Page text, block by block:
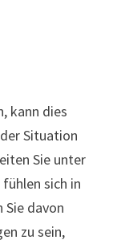
kann dies
Situation
Sie unter
sich in
Sie davon
zu sein,